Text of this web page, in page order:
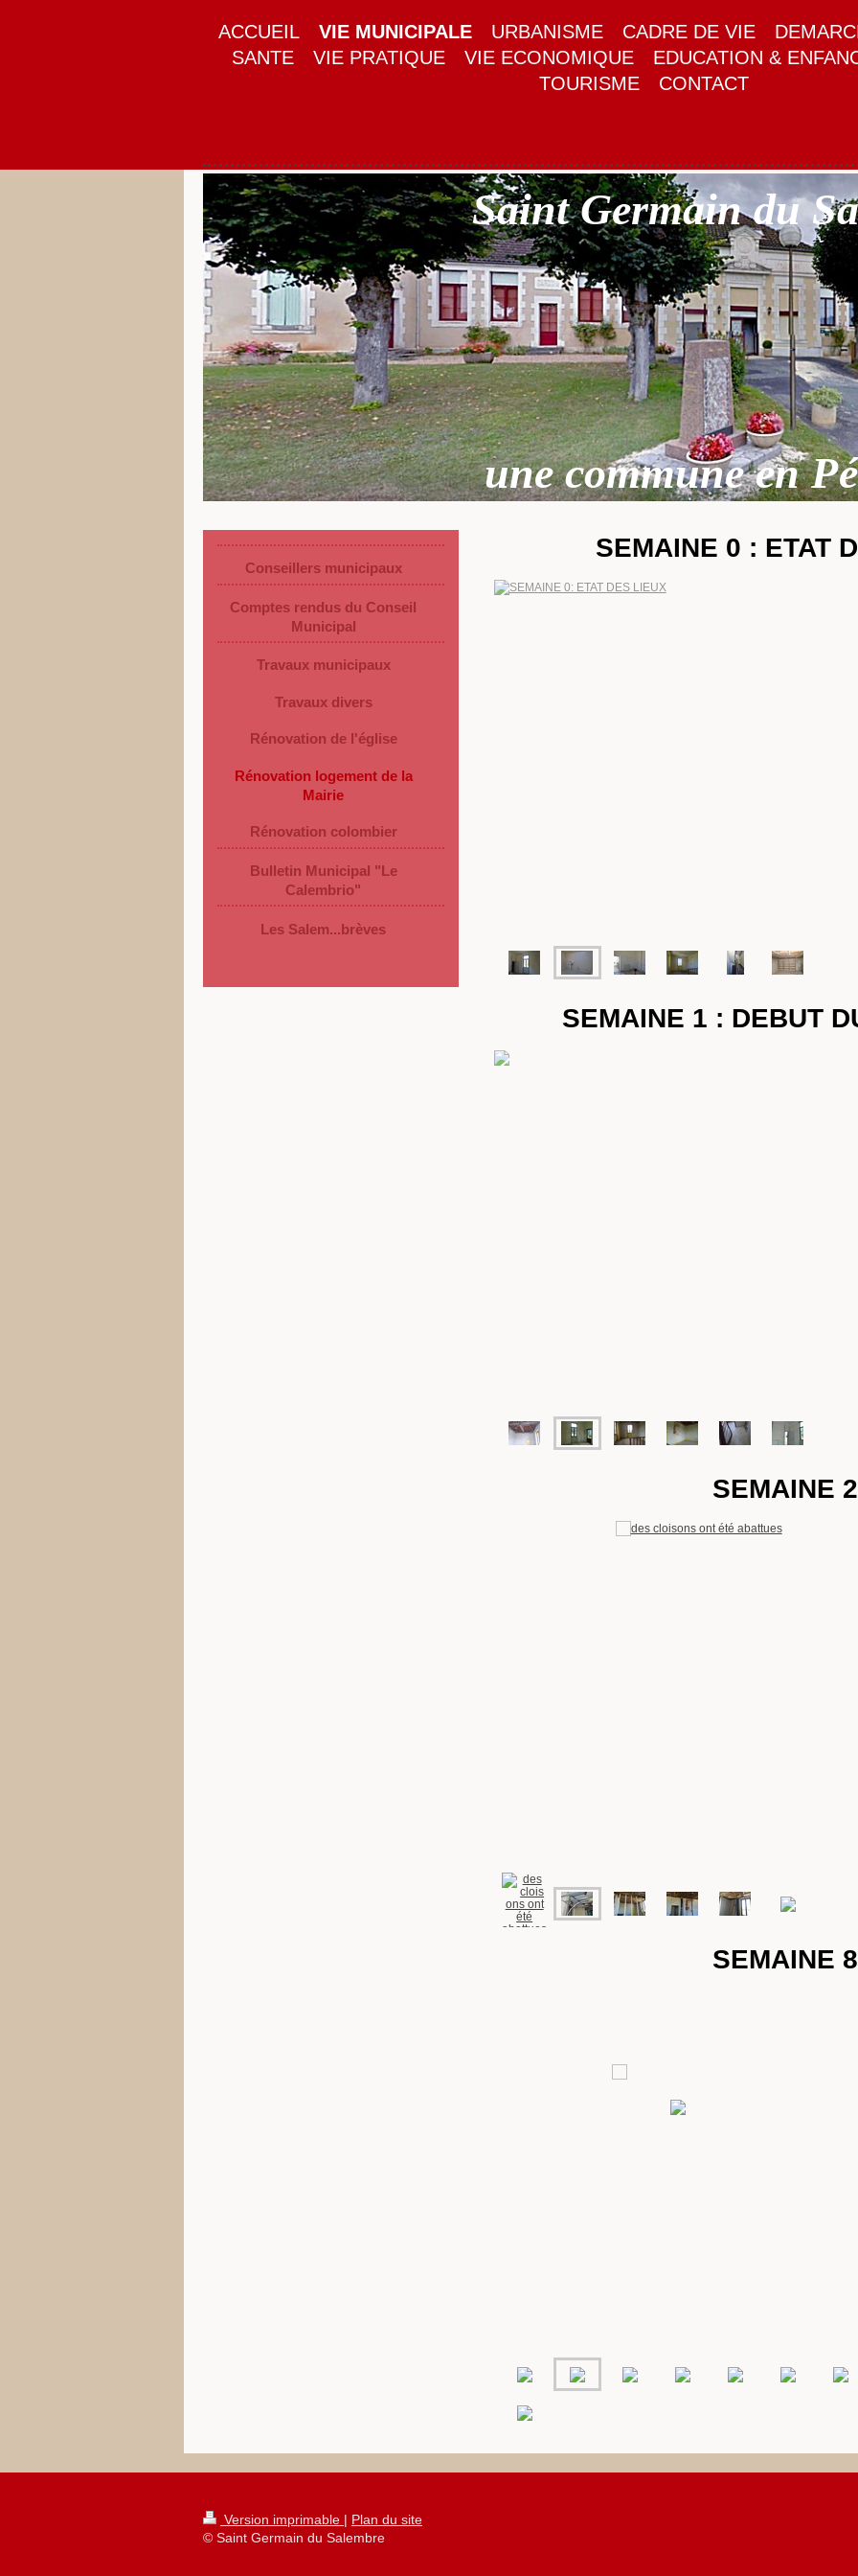
ACCUEIL VIE MUNICIPALE URBANISME CADRE DE VIE
SANTE
VIE PRATIQUE VIE ECONOMIQUE
EDUCATION &
TOURISME
CONTACT
Saint Germain du
une commune en
SEMAINE 0 : ETAT
SEMAINE 1 : DEBUT
SEMAINE
SEMAINE
Conseillers municipaux
Comptes rendus du Conseil
Municipal
Travaux municipaux
Travaux divers
Rénovation de l'église
Rénovation logement de la
Mairie
Rénovation colombier
Bulletin Municipal "Le
Calembrio"
Les Salem...brèves
Version imprimable | Plan du site
© Saint Germain du Salembre